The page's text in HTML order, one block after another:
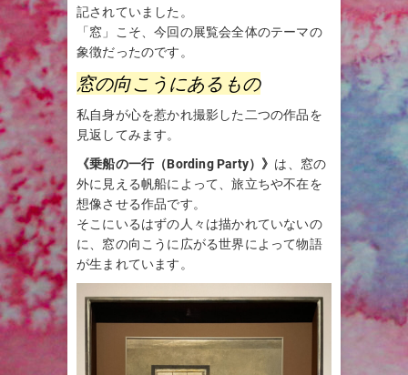
記されていました。
「窓」こそ、今回の展覧会全体のテーマの
象徴だったのです。
窓の向こうにあるもの
私自身が心を惹かれ撮影した二つの作品を
見返してみます。
《乗船の一行（Bording Party）》 は、窓の
外に見える帆船によって、旅立ちや不在を
想像させる作品です。
そこにいるはずの人々は描かれていないの
に、窓の向こうに広がる世界によって物語
が生まれています。